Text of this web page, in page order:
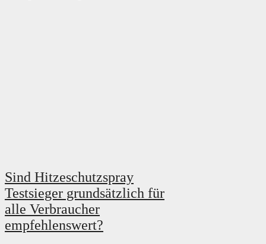
Sind Hitzeschutzspray
Testsieger grundsätzlich für
alle Verbraucher
empfehlenswert?